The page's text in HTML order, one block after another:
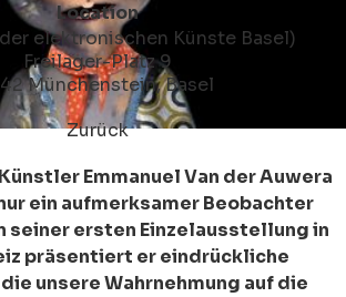
Location
elektronischen Künste Basel)
Freilager-Platz 9
Münchenstein, Basel
Zurück
Emmanuel Van der Auwera
ein aufmerksamer Beobachter
seiner ersten Einzelausstellung in
präsentiert er eindrückliche
unsere Wahrnehmung auf die